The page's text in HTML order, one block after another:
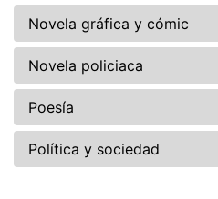
Novela gráfica y cómic
Novela policiaca
Poesía
Política y sociedad